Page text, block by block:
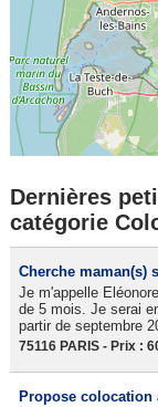
Dernières
catégorie
Cherche maman(s)
Je m'appelle
de 5 mois. Je serai
partir de septembre
75116 PARIS - Prix :
Propose colocation